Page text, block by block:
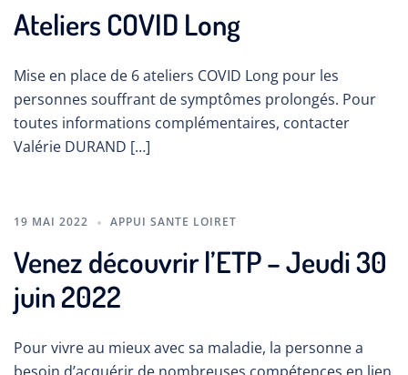
Ateliers COVID Long
Mise en place de 6 ateliers COVID Long pour les
personnes souffrant de symptômes prolongés. Pour
toutes informations complémentaires, contacter
Valérie DURAND […]
19 MAI 2022 APPUI SANTE LOIRET
Venez découvrir l’ETP – Jeudi 30
juin 2022
Pour vivre au mieux avec sa maladie, la personne a